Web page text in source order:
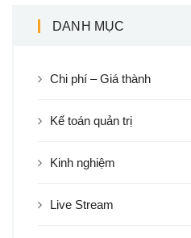
DANH MỤC
Chi phí – Giá thành
Kế toán quản trị
Kinh nghiệm
Live Stream